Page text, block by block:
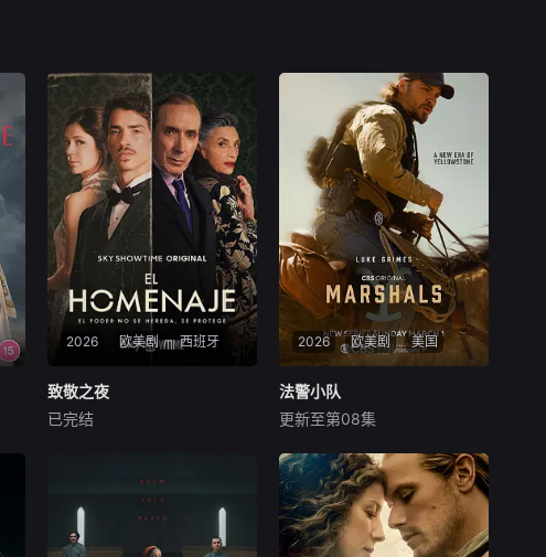
2026 欧美剧 西班牙
致敬之夜
It tells the story of Adolfo No
vak, patriarch of one of the
most powerful families in the
country, w
致敬之夜
已完结
2026 欧美剧 美国
法警小队
罗根·马歇尔-格林
前海豹突击队员凯西·达顿离开
黄石牧场，加入美国法警队，
利用他的牛仔和军事技能在蒙
大拿州打击犯罪，同时还要处
法警小队
更新至第08集